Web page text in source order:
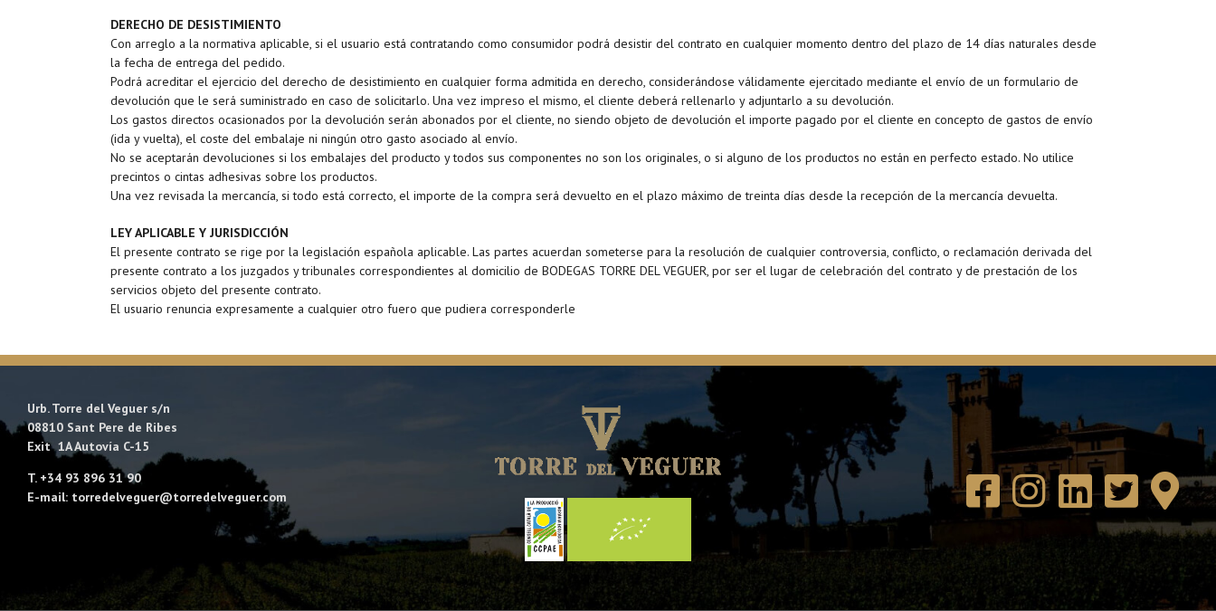
DERECHO DE DESISTIMIENTO
Con arreglo a la normativa aplicable, si el usuario está contratando como consumidor podrá desistir del contrato en cualquier momento dentro del plazo de 14 días naturales desde
la fecha de entrega del pedido.
Podrá acreditar el ejercicio del derecho de desistimiento en cualquier forma admitida en derecho, considerándose válidamente ejercitado mediante el envío de un formulario de
devolución que le será suministrado en caso de solicitarlo. Una vez impreso el mismo, el cliente deberá rellenarlo y adjuntarlo a su devolución.
Los gastos directos ocasionados por la devolución serán abonados por el cliente, no siendo objeto de devolución el importe pagado por el cliente en concepto de gastos de envío
(ida y vuelta), el coste del embalaje ni ningún otro gasto asociado al envío.
No se aceptarán devoluciones si los embalajes del producto y todos sus componentes no son los originales, o si alguno de los productos no están en perfecto estado. No utilice
precintos o cintas adhesivas sobre los productos.
Una vez revisada la mercancía, si todo está correcto, el importe de la compra será devuelto en el plazo máximo de treinta días desde la recepción de la mercancía devuelta.
LEY APLICABLE Y JURISDICCIÓN
El presente contrato se rige por la legislación española aplicable. Las partes acuerdan someterse para la resolución de cualquier controversia, conflicto, o reclamación derivada del
presente contrato a los juzgados y tribunales correspondientes al domicilio de BODEGAS TORRE DEL VEGUER, por ser el lugar de celebración del contrato y de prestación de los
servicios objeto del presente contrato.
El usuario renuncia expresamente a cualquier otro fuero que pudiera corresponderle
Urb. Torre del Veguer s/n
08810 Sant Pere de Ribes
Exit 1A Autovía C-15
T. +34 93 896 31 90
E-mail: torredelveguer@torredelveguer.com